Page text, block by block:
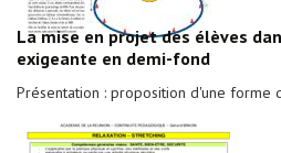
La mise en projet des élèves
exigeante en demi-fond
Présentation : proposition d'une forme